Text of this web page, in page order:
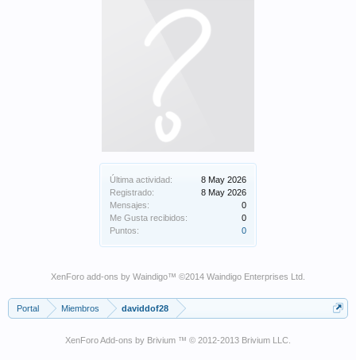
Última actividad:
8 May 2026
Registrado:
8 May 2026
Mensajes:
0
Me Gusta recibidos:
0
Puntos:
0
XenForo add-ons by Waindigo™ ©2014 Waindigo Enterprises Ltd
Portal Miembros daviddof28
XenForo Add-ons by Brivium ™ © 2012-2013 Brivium LLC.